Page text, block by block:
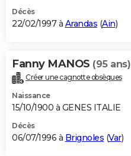
Décès
22/02/1997 à Arandas (Ain)
Fanny MANOS (95 ans)
Créer une cagnotte obsèques
Naissance
15/10/1900 à GENES ITALIE
Décès
06/07/1996 à Brignoles (Var)